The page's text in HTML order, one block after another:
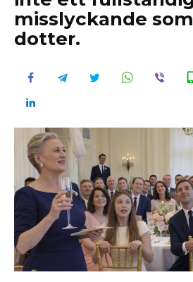
misslyckande
dotter.